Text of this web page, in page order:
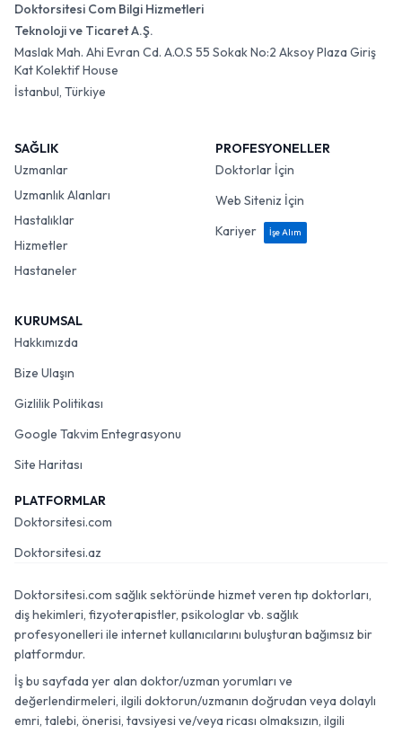
Doktorsitesi Com Bilgi Hizmetleri
Teknoloji ve Ticaret A.Ş.
Maslak Mah. Ahi Evran Cd. A.O.S 55 Sokak No:2 Aksoy Plaza Giriş
Kat Kolektif House
İstanbul, Türkiye
SAĞLIK
Uzmanlar
Uzmanlık Alanları
Hastalıklar
Hizmetler
Hastaneler
PROFESYONELLER
Doktorlar İçin
Web Siteniz İçin
Kariyer
İşe Alım
KURUMSAL
Hakkımızda
Bize Ulaşın
Gizlilik Politikası
Google Takvim Entegrasyonu
Site Haritası
PLATFORMLAR
Doktorsitesi.com
Doktorsitesi.az
Doktorsitesi.com sağlık sektöründe hizmet veren tıp doktorları,
diş hekimleri, fizyoterapistler, psikologlar vb. sağlık
profesyonelleri ile internet kullanıcılarını buluşturan bağımsız bir
platformdur.
İş bu sayfada yer alan doktor/uzman yorumları ve
değerlendirmeleri, ilgili doktorun/uzmanın doğrudan veya dolaylı
emri, talebi, önerisi, tavsiyesi ve/veya ricası olmaksızın, ilgili